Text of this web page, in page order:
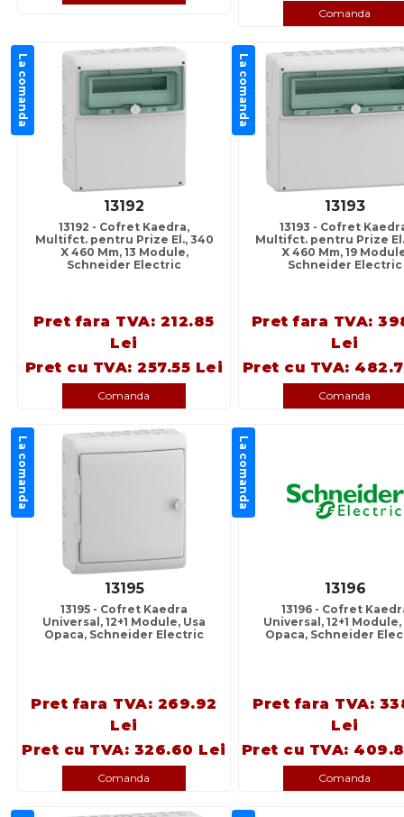
Comanda
La comanda
13192
13192 - Cofret Kaedra,
Multifct. pentru Prize El., 340
X 460 Mm, 13 Module,
Schneider Electric
Pret fara TVA: 212.85
Lei
Pret cu TVA: 257.55 Lei
Comanda
La comanda
13193
13193 - Cofret
Multifct. pentru Prize
X 460 Mm, 19
Schneider Electric
Pret fara TVA:
Lei
Pret cu TVA:
Comanda
La comanda
13195
13195 - Cofret Kaedra
Universal, 12+1 Module, Usa
Opaca, Schneider Electric
Pret fara TVA: 269.92
Lei
Pret cu TVA: 326.60 Lei
Comanda
La comanda
13196
13196 - Cofret
Universal, 12+1 Module,
Opaca, Schneider
Pret fara TVA:
Lei
Pret cu TVA:
Comanda